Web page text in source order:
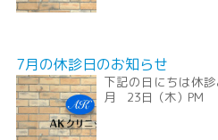
7月の休診日のお知らせ
下記の日にちは休
月 23日（木）PM